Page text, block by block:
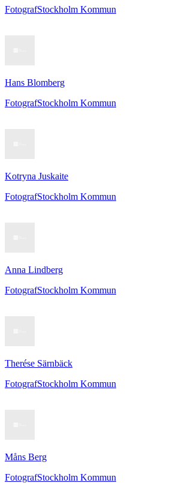
FotografStockholm Kommun
Hans Blomberg
FotografStockholm Kommun
Kotryna Juskaite
FotografStockholm Kommun
Anna Lindberg
FotografStockholm Kommun
Therése Särnbäck
FotografStockholm Kommun
Måns Berg
FotografStockholm Kommun